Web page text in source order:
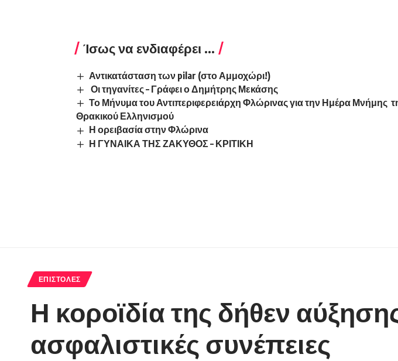
Ίσως να ενδιαφέρει ...
Αντικατάσταση των pilar (στο Αμμοχώρι!)
Οι τηγανίτες – Γράφει ο Δημήτρης Μεκάσης
Το Μήνυμα του Αντιπεριφερειάρχη Φλώρινας για την Ημέρα Μνήμης
Θρακικού Ελληνισμού
Η ορειβασία στην Φλώρινα
Η ΓΥΝΑΙΚΑ ΤΗΣ ΖΑΚΥΘΟΣ – ΚΡΙΤΙΚΗ
ΕΠΙΣΤΟΛΈΣ
Η κοροϊδία της δήθεν
ασφαλιστικές συνέπειες